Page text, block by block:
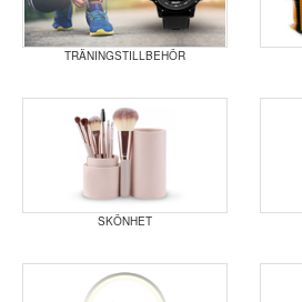
TRÄNINGSTILLBEHÖR
SKÖNHET